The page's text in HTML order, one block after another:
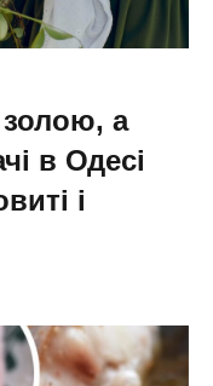
а
в Одесі
і